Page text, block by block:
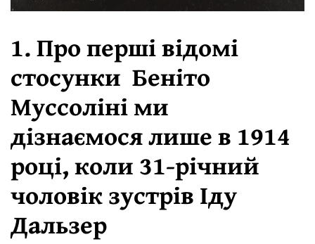
1. Про перші відомі
стосунки Беніто
Муссоліні ми
дізнаємося лише в 1914
році, коли 31-річний
чоловік зустрів Іду
Дальзер